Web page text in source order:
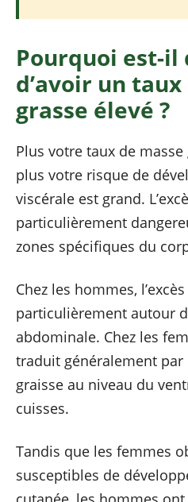
Pourquoi est-il
d’avoir un
grasse élevé ?
Plus votre taux de
plus votre risque de
viscérale est grand.
particulièrement
zones spécifiques du
Chez les hommes,
particulièrement autour
abdominale. Chez les
traduit généralement
graisse au niveau du
cuisses.
Tandis que les femmes
susceptibles de